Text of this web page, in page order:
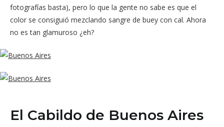
fotografías basta), pero lo que la gente no sabe es que el
color se consiguió mezclando sangre de buey con cal. Ahora
no es tan glamuroso ¿eh?
El Cabildo de Buenos Aires